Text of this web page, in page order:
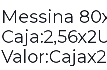
Messina